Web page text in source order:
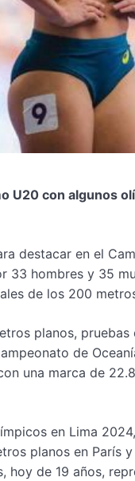
U20 con algunos
destacar en el
33 hombres y 35
de los 200
planos,
de
una marca de
en Lima
planos en París
de 19 años,